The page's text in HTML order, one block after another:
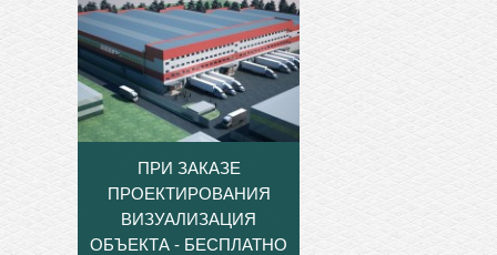
ПРИ ЗАКАЗЕ
ПРОЕКТИРОВАНИЯ
ВИЗУАЛИЗАЦИЯ
ОБЪЕКТА - БЕСПЛАТНО